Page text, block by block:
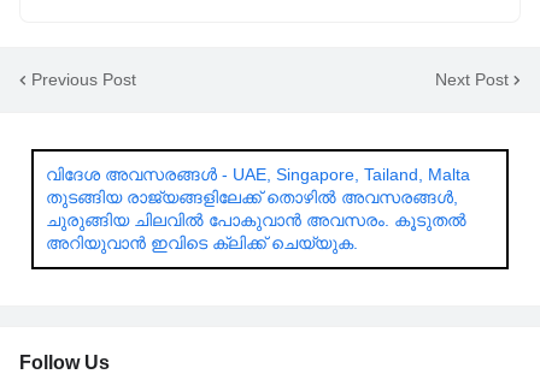
Previous Post Next Post
വിദേശ അവസരങ്ങൾ - UAE, Singapore, Tailand, Malta
തുടങ്ങിയ രാജ്യങ്ങളിലേക്ക് തൊഴിൽ അവസരങ്ങൾ,
ചുരുങ്ങിയ ചിലവിൽ പോകുവാൻ അവസരം. കൂടുതൽ
അറിയുവാൻ ഇവിടെ ക്ലിക്ക് ചെയ്യുക.
Follow Us